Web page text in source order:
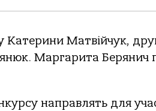
Матвійчук,
Маргарита Берянич
направлять для